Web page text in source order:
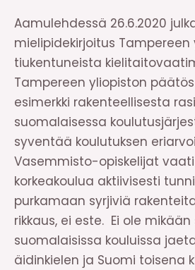
Aamulehdessä 26.6.2020
mielipidekirjoitus Tampereen
tiukentuneista
Tampereen yliopiston
esimerkki rakenteellisesta
suomalaisessa
syventää koulutuksen
Vasemmisto-opiskelijat
korkeakoulua aktiivisesti
purkamaan syrjiviä
rikkaus, ei este. Ei ole
suomalaisissa kouluissa
äidinkielen ja Suomi toisena